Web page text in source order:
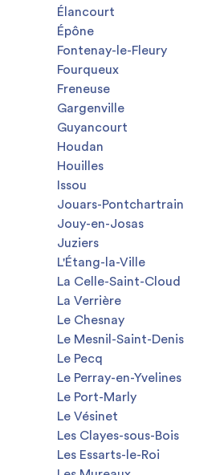
Élancourt
Épône
Fontenay-le-Fleury
Fourqueux
Freneuse
Gargenville
Guyancourt
Houdan
Houilles
Issou
Jouars-Pontchartrain
Jouy-en-Josas
Juziers
L'Étang-la-Ville
La Celle-Saint-Cloud
La Verrière
Le Chesnay
Le Mesnil-Saint-Denis
Le Pecq
Le Perray-en-Yvelines
Le Port-Marly
Le Vésinet
Les Clayes-sous-Bois
Les Essarts-le-Roi